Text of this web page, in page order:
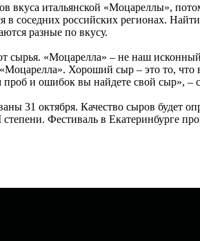
итальянской «Моцареллы»,
соседних российских регионах.
разные по вкусу.
сырья. «Моцарелла» – не наш
Хороший сыр – это то,
и ошибок вы найдете свой сыр», –
31 октября. Качество сыров будет
Фестиваль в Екатеринбурге